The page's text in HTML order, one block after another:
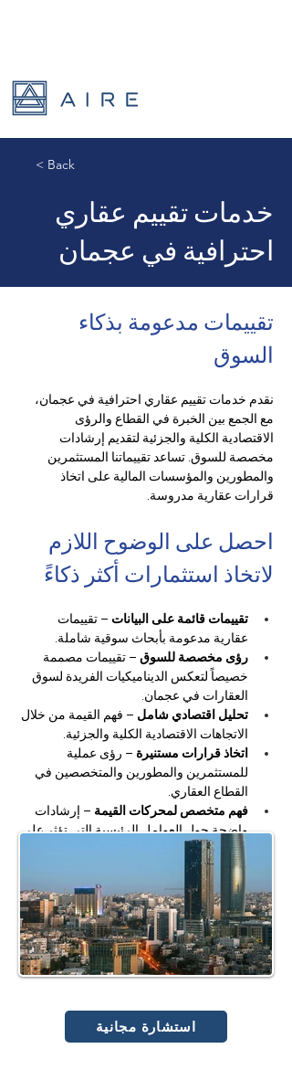
< Back
خدمات تقييم عقاري
احترافية في عجمان
تقييمات مدعومة بذكاء
السوق
نقدم خدمات تقييم عقاري احترافية في عجمان،
مع الجمع بين الخبرة في القطاع والرؤى
الاقتصادية الكلية والجزئية لتقديم إرشادات
مخصصة للسوق. تساعد تقييماتنا المستثمرين
والمطورين والمؤسسات المالية على اتخاذ
قرارات عقارية مدروسة.
احصل على الوضوح اللازم
لاتخاذ استثمارات أكثر ذكاءً
تقييمات قائمة على البيانات – تقييمات
عقارية مدعومة بأبحاث سوقية شاملة.
رؤى مخصصة للسوق – تقييمات مصممة
خصيصاً لتعكس الديناميكيات الفريدة لسوق
العقارات في عجمان.
تحليل اقتصادي شامل – فهم القيمة من خلال
الاتجاهات الاقتصادية الكلية والجزئية.
اتخاذ قرارات مستنيرة – رؤى عملية
للمستثمرين والمطورين والمتخصصين في
القطاع العقاري.
فهم متخصص لمحركات القيمة – إرشادات
واضحة حول العوامل الرئيسية التي تؤثر على
قيم العقارات.
استشارة مجانية